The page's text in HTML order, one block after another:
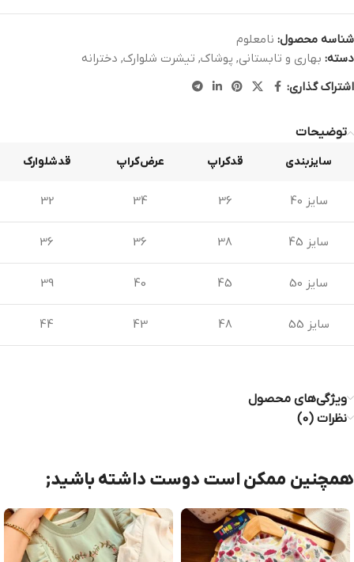
شناسه محصول: نامعلوم
دسته: بهاری و تابستانی, پوشاک, تیشرت شلوارک, دخترانه
اشتراک گذاری:
توضیحات
سایزبندی قدکراپ عرض‌کراپ قدشلوارک
سایز 40 36
34
32
سایز 45 38
36
36
سایز 50 45
40
39
سایز 55 48
43
44
ویژگی‌های محصول
نظرات (0)
همچنین ممکن است دوست داشته باشید;